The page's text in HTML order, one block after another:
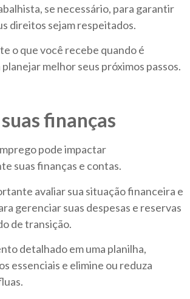
se necessário, para garantir
direitos sejam respeitados.
o que você recebe quando é
melhor seus próximos passos.
finanças
pode impactar
suas finanças e contas.
avaliar sua situação financeira e
gerenciar suas despesas e reservas
de transição.
detalhado em uma planilha,
essenciais e elimine ou reduza